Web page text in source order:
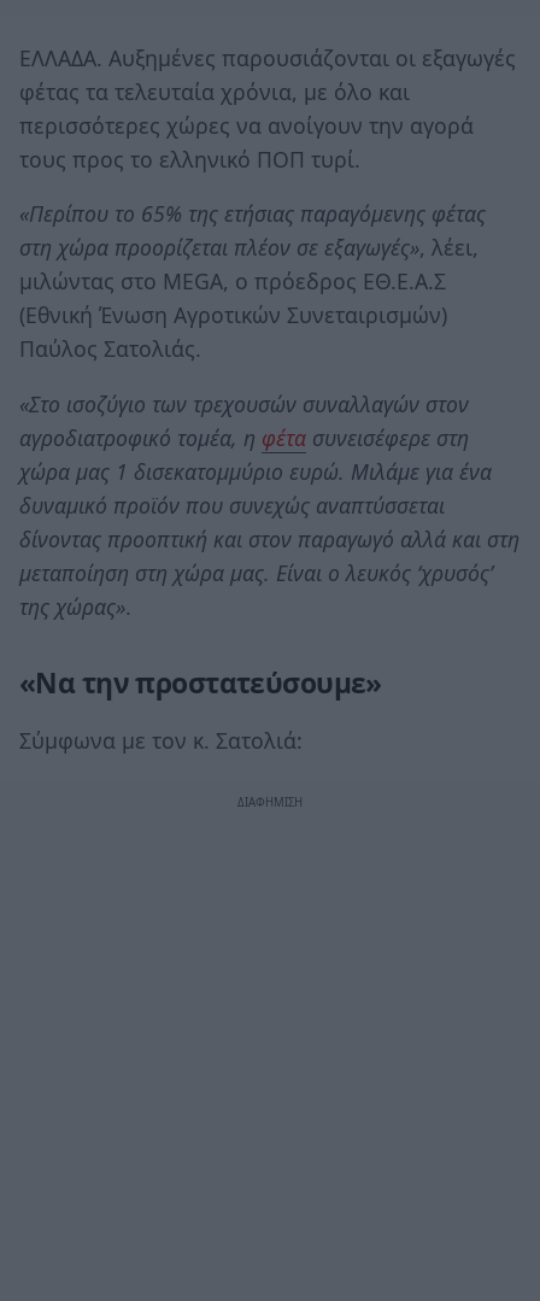
ΕΛΛΑΔΑ. Αυξημένες παρουσιάζονται οι εξαγωγές
φέτας τα τελευταία χρόνια, με όλο και
περισσότερες χώρες να ανοίγουν την αγορά
τους προς το ελληνικό ΠΟΠ τυρί.
«Περίπου το 65% της ετήσιας παραγόμενης φέτας
στη χώρα προορίζεται πλέον σε εξαγωγές», λέει,
μιλώντας στο MEGA, ο πρόεδρος ΕΘ.Ε.Α.Σ
(Εθνική Ένωση Αγροτικών Συνεταιρισμών)
Παύλος Σατολιάς.
«Στο ισοζύγιο των τρεχουσών συναλλαγών στον
αγροδιατροφικό τομέα, η φέτα συνεισέφερε στη
χώρα μας 1 δισεκατομμύριο ευρώ. Μιλάμε για ένα
δυναμικό προϊόν που συνεχώς αναπτύσσεται
δίνοντας προοπτική και στον παραγωγό αλλά και στη
μεταποίηση στη χώρα μας. Είναι ο λευκός ‘χρυσός’
της χώρας».
«Να την προστατεύσουμε»
Σύμφωνα με τον κ. Σατολιά: